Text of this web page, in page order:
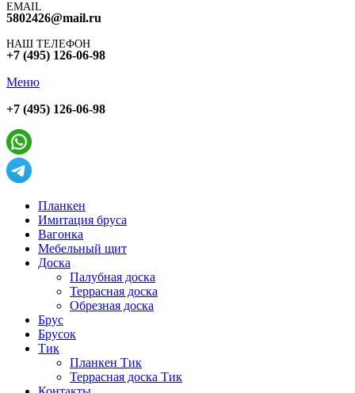
EMAIL
5802426@mail.ru
НАШ ТЕЛЕФОН
+7 (495) 126-06-98
Меню
+7 (495) 126-06-98
Планкен
Имитация бруса
Вагонка
Мебельный щит
Доска
Палубная доска
Террасная доска
Обрезная доска
Брус
Брусок
Тик
Планкен Тик
Террасная доска Тик